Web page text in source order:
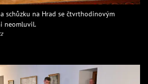
schůzku na Hrad se čtvrthodinovým
neomluvil.